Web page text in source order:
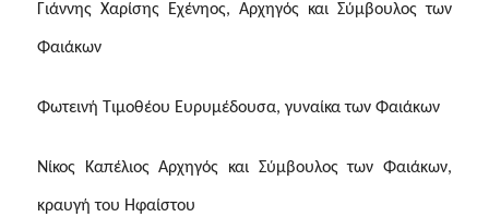
Γιάννης Χαρίσης Εχένηος, Αρχηγός και Σύμβουλος των
Φαιάκων
Φωτεινή Τιμοθέου Ευρυμέδουσα, γυναίκα των Φαιάκων
Νίκος Καπέλιος Αρχηγός και Σύμβουλος των Φαιάκων,
κραυγή του Ηφαίστου